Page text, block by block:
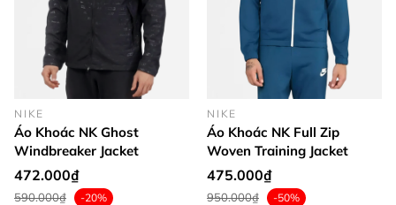
NIKE
Áo Khoác NK Ghost
Windbreaker Jacket
472.000₫
590.000₫ -20%
NIKE
Áo Khoác NK Full Zip
Woven Training Jacket
475.000₫
950.000₫ -50%